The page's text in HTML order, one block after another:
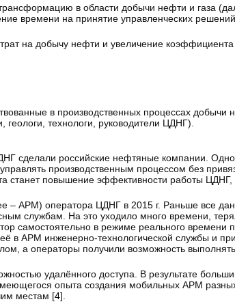
в области добычи нефти и газа
времени на принятие управленческих
на добычу нефти и увеличение коэффициента
в производственных процессах добычи
технологи, руководители ЦДНГ).
сделали российские нефтяные компании.
производственным процессом без
станет повышение эффективности работы ЦДНГ,
– АРМ) оператора ЦДНГ в 2015 г. Раньше все
службам. На это уходило много времени,
самостоятельно в режиме реального времени
в АРМ инженерно-технологической службы и
а операторы получили возможность
удалённого доступа. В результате
опыта создания мобильных АРМ
местам [4].